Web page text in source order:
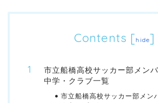
Contents [hide]
市立船橋高校サッカー部メン
中学・クラブ一覧
市立船橋高校サッカー部メン